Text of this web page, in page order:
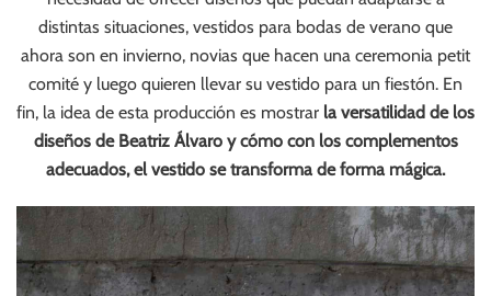
distintas situaciones, vestidos para bodas de verano que
ahora son en invierno, novias que hacen una ceremonia petit
comité y luego quieren llevar su vestido para un fiestón. En
fin, la idea de esta producción es mostrar la versatilidad de los
diseños de Beatriz Álvaro y cómo con los complementos
adecuados, el vestido se transforma de forma mágica.